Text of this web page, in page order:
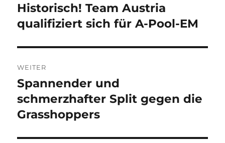
Vorheriger
Beitrag:
Historisch! Team Austria
qualifiziert sich für A-Pool-EM
WEITER
Nächster
Beitrag:
Spannender und
schmerzhafter Split gegen die
Grasshoppers